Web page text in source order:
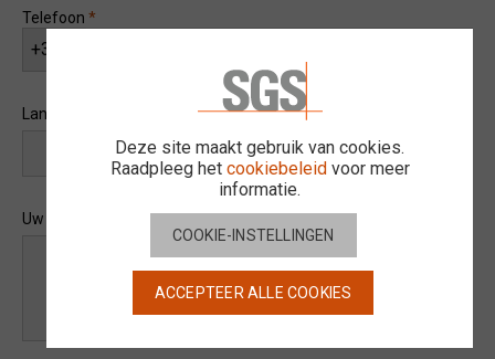
Telefoon *
+32
Land
Uw vraag
Deze site maakt gebruik van cookies.
Raadpleeg het cookiebeleidvoor meer
informatie.
COOKIE-INSTELLINGEN
ACCEPTEER ALLE COOKIES